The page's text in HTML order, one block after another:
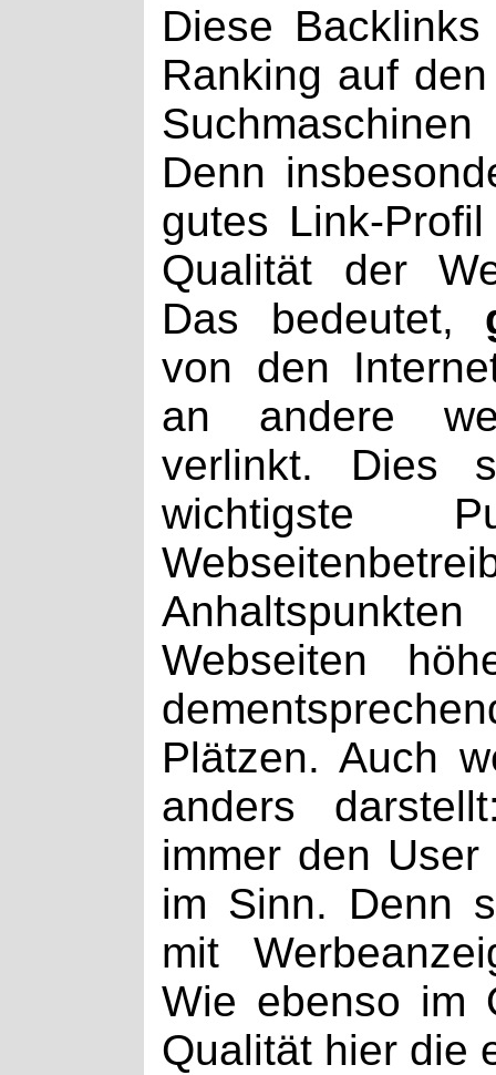
Diese
Ranking auf
Denn
gutes Link-
Qualität der
Das bedeutet,
von den
an andere
verlinkt. Dies
wichtigste
Webseiten
Plätzen. Auch
anders
immer den
im Sinn. Denn
mit
Wie ebenso im
Qualität hier die